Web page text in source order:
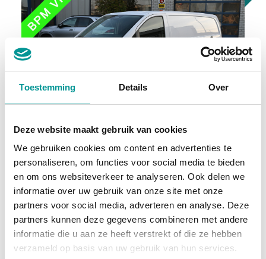
Toestemming Details Over
Deze website maakt gebruik van cookies
We gebruiken cookies om content en advertenties te
personaliseren, om functies voor social media te bieden
en om ons websiteverkeer te analyseren. Ook delen we
informatie over uw gebruik van onze site met onze
partners voor social media, adverteren en analyse. Deze
partners kunnen deze gegevens combineren met andere
informatie die u aan ze heeft verstrekt of die ze hebben
verzameld op basis van uw gebruik van hun services.
BTW
Automaat - 45890km - 2024
€501.16/maand
72 maanden
Deze auto bekijken